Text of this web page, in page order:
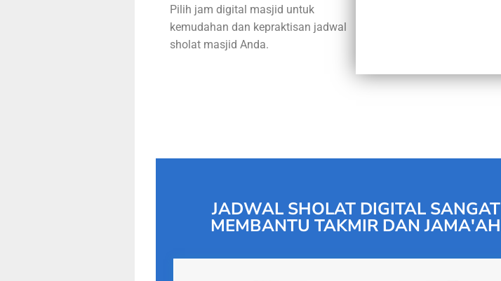
Pilih jam digital masjid untuk
kemudahan dan kepraktisan jadwal
sholat masjid Anda.
JADWAL SHOLAT DIGITAL SANGAT
MEMBANTU TAKMIR DAN JAMA'AH